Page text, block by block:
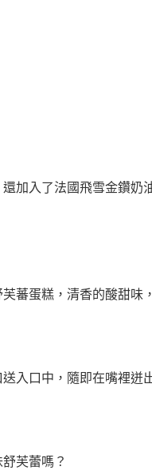
加入了法國飛雪金鑽奶
蕃蛋糕，清香的酸甜味，
入口中，隨即在嘴裡迸
芙蕾嗎？